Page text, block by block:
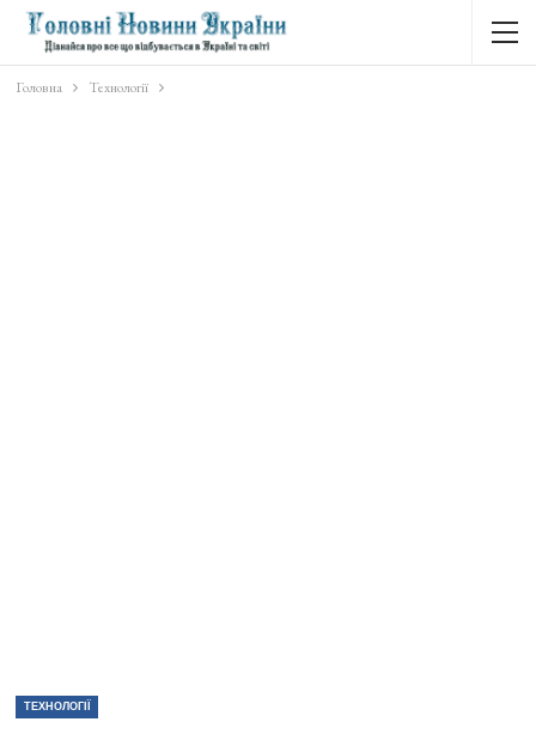
Головна Технології
ТЕХНОЛОГІЇ